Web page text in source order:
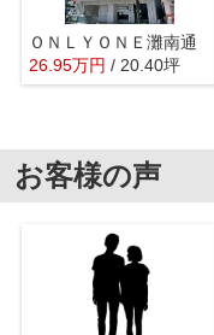
ＯＮＬＹＯＮＥ灘南通
26.95万円 / 20.40坪
お客様の声